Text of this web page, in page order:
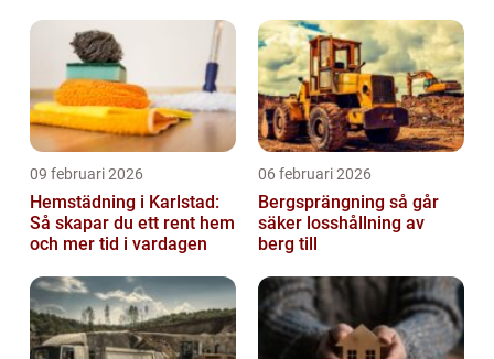
09 februari 2026
Hemstädning i Karlstad:
Så skapar du ett rent hem
och mer tid i vardagen
06 februari 2026
Bergsprängning så går
säker losshållning av
berg till